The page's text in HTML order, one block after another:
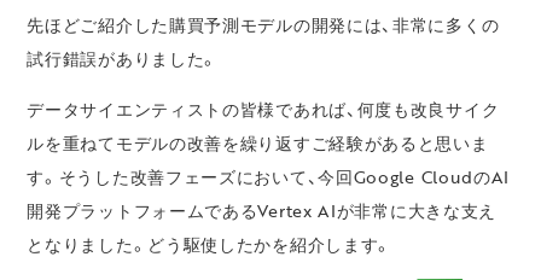
先ほどご紹介した購買予測モデルの開発には、非常に多くの
試行錯誤がありました。
データサイエンティストの皆様であれば、何度も改良サイク
ルを重ねてモデルの改善を繰り返すご経験があると思いま
す。そうした改善フェーズにおいて、今回Google CloudのAI
開発プラットフォームであるVertex AIが非常に大きな支え
となりました。どう駆使したかを紹介します。